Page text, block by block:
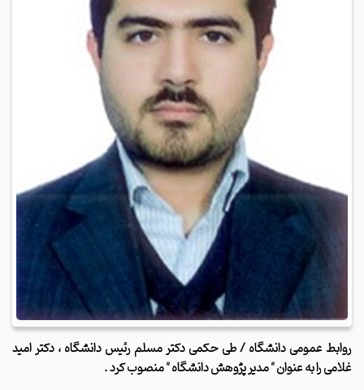
روابط عمومی دانشگاه / طی حکمی دکتر مسلم رئیس دانشگاه ، دکتر امید
غلامی را به عنوان " مدیر پژوهش دانشگاه " منصوب کرد .